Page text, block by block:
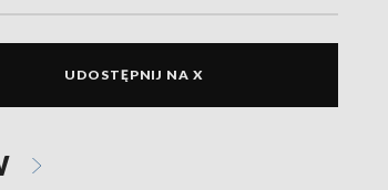
UDOSTĘPNIJ NA X